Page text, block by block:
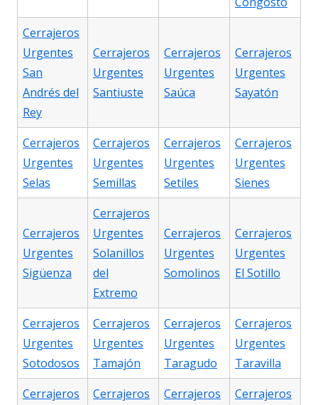
Cerrajeros
Urgentes
San
Andrés del
Rey
Cerrajeros
Urgentes
Santiuste
Cerrajeros
Urgentes
Saúca
Cerrajeros
Urgentes
Sayatón
Cerrajeros
Urgentes
Selas
Cerrajeros
Urgentes
Semillas
Cerrajeros
Urgentes
Setiles
Cerrajeros
Urgentes
Sienes
Cerrajeros
Urgentes
Sigüenza
Cerrajeros
Urgentes
Solanillos
del
Extremo
Cerrajeros
Urgentes
Somolinos
Cerrajeros
Urgentes
El Sotillo
Cerrajeros
Urgentes
Sotodosos
Cerrajeros
Urgentes
Tamajón
Cerrajeros
Urgentes
Taragudo
Cerrajeros
Urgentes
Taravilla
Cerrajeros
Cerrajeros
Cerrajeros
Cerrajeros